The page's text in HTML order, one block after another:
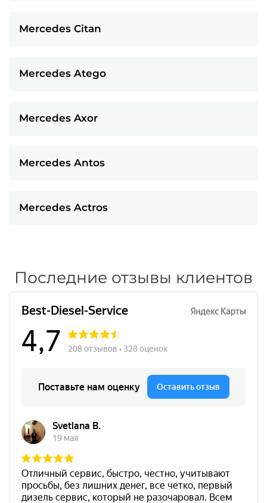
Mercedes Citan
Mercedes Atego
Mercedes Axor
Mercedes Antos
Mercedes Actros
Последние отзывы клиентов